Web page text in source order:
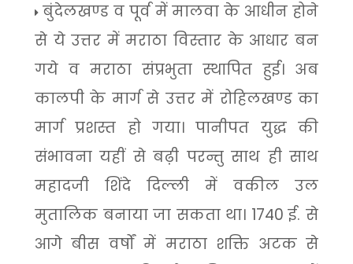
बुंदेलखण्ड व पूर्व में मालवा के आधीन होने
से ये उत्तर में मराठा विस्तार के आधार बन
गये व मराठा संप्रभुता स्थापित हुई। अब
कालपी के मार्ग से उत्तर में रोहिलखण्ड का
मार्ग प्रशस्त हो गया। पानीपत युद्ध की
संभावना यहीं से बढ़ी परन्तु साथ ही साथ
महादजी शिंदे दिल्ली में वकील उल
मुतालिक बनाया जा सकता था। 1740 ई. से
आगे बीस वर्षों में मराठा शक्ति अटक से